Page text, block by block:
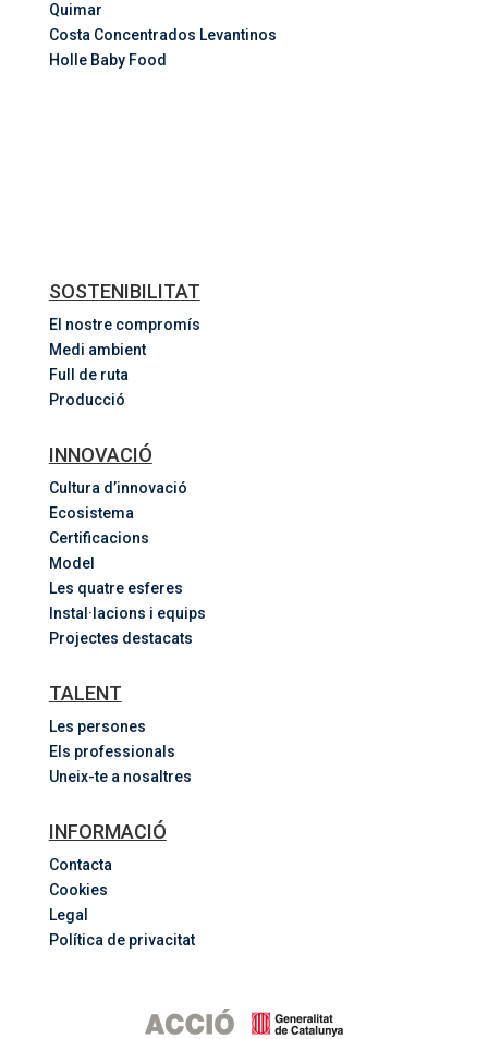
Quimar
Costa Concentrados Levantinos
Holle Baby Food
SOSTENIBILITAT
El nostre compromís
Medi ambient
Full de ruta
Producció
INNOVACIÓ
Cultura d’innovació
Ecosistema
Certificacions
Model
Les quatre esferes
Instal·lacions i equips
Projectes destacats
TALENT
Les persones
Els professionals
Uneix-te a nosaltres
INFORMACIÓ
Contacta
Cookies
Legal
Política de privacitat